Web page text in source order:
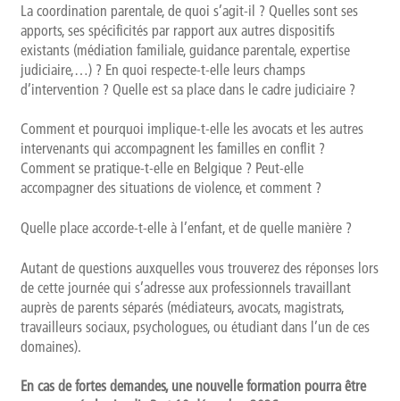
La coordination parentale, de quoi s’agit-il ? Quelles sont ses
apports, ses spécificités par rapport aux autres dispositifs
existants (médiation familiale, guidance parentale, expertise
judiciaire,…) ? En quoi respecte-t-elle leurs champs
d’intervention ? Quelle est sa place dans le cadre judiciaire ?
Comment et pourquoi implique-t-elle les avocats et les autres
intervenants qui accompagnent les familles en conflit ?
Comment se pratique-t-elle en Belgique ? Peut-elle
accompagner des situations de violence, et comment ?
Quelle place accorde-t-elle à l’enfant, et de quelle manière ?
Autant de questions auxquelles vous trouverez des réponses lors
de cette journée qui s’adresse aux professionnels travaillant
auprès de parents séparés (médiateurs, avocats, magistrats,
travailleurs sociaux, psychologues, ou étudiant dans l’un de ces
domaines).
En cas de fortes demandes, une nouvelle formation pourra être